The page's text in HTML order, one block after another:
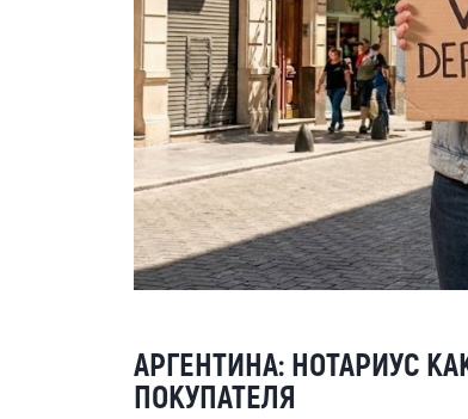
АРГЕНТИНА: НОТАРИУС
ПОКУПАТЕЛЯ